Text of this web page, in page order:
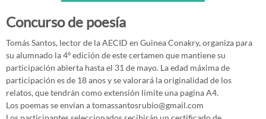
Concurso de poesía
Tomás Santos, lector de la AECID en Guinea Conakry, organiza para
su alumnado la 4º edición de este certamen que mantiene su
participación abierta hasta el 31 de mayo. La edad máxima de
participación es de 18 anos y se valorará la originalidad de los
relatos, que tendrán como extensión límite una pagina A4.
Los poemas se envían a tomassantosrubio@gmail.com